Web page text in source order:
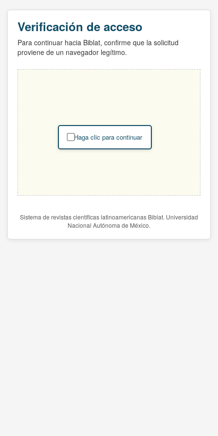
Verificación de acceso
Para continuar hacia Biblat, confirme que la solicitud
proviene de un navegador legítimo.
Haga clic para continuar
Sistema de revistas científicas latinoamericanas Biblat. Universidad
Nacional Autónoma de México.